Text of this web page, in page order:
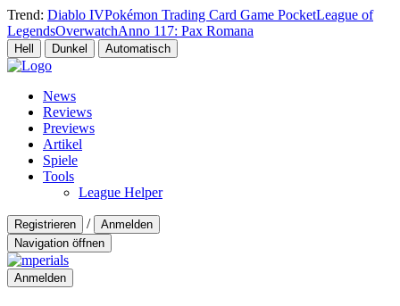
Trend: Diablo IVPokémon Trading Card Game PocketLeague of
LegendsOverwatchAnno 117: Pax Romana
Hell Dunkel Automatisch
News
Reviews
Previews
Artikel
Spiele
Tools
League Helper
Registrieren /
Anmelden
Navigation öffnen
Anmelden